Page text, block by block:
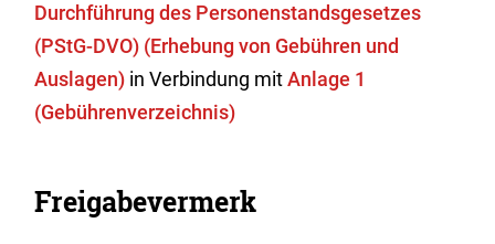
Durchführung des Personenstandsgesetzes
(PStG-DVO) (Erhebung von Gebühren und
Auslagen) in Verbindung mitAnlage 1
(Gebührenverzeichnis)
Freigabevermerk